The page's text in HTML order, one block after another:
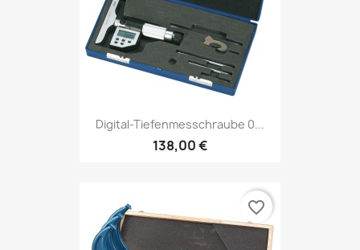
Digital-Tiefenmesschraube 0...
138,00 €
favorite_border